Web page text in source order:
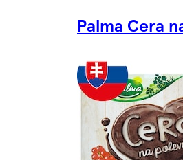
Palma Cera